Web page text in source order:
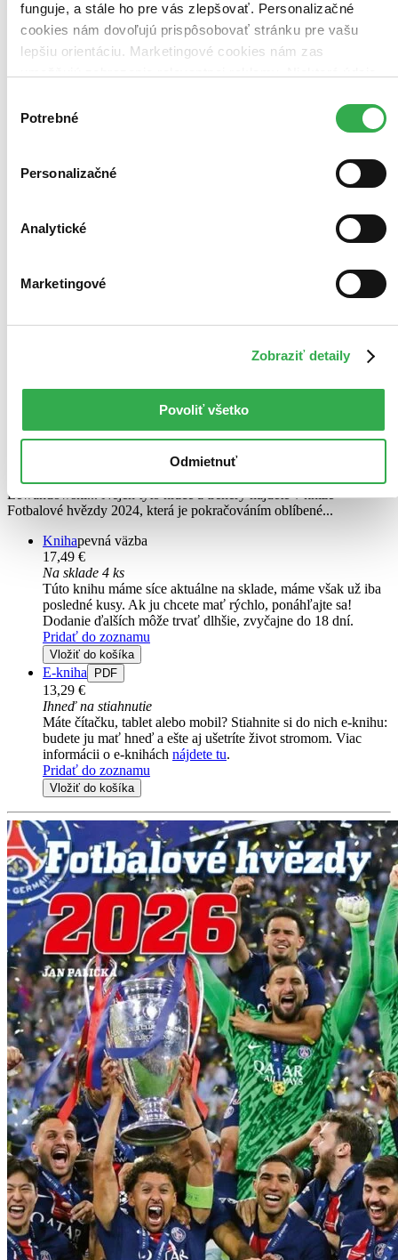
funguje, a stále ho pre vás zlepšovať. Personalizačné
cookies nám dovoľujú prispôsobovať stránku pre vašu
lepšiu orientáciu. Marketingové cookies nám zas
keby sme mohli používať všetky tieto cookies. Ďakujeme!
súhlasu
Potrebné
Personalizačné
Analytické
Marketingové
Zobraziť detaily
Povoliť všetko
Odmietnuť
CZ
Jan Palička
Messi, Haaland, Guardiola, Mbappé, Xavi, De Bruyne,
Lewandowski... Nejen tyto hráče a trenéry najdete v knize
Fotbalové hvězdy 2024, která je pokračováním oblíbené...
Knihapevná väzba
17,49 €
Na sklade 4 ks
Túto knihu máme síce aktuálne na sklade, máme však už iba
posledné kusy. Ak ju chcete mať rýchlo, ponáhľajte sa!
Dodanie ďalších môže trvať dlhšie, zvyčajne do 18 dní.
Pridať do zoznamu
Vložiť do košíka
E-kniha PDF
13,29 €
Ihneď na stiahnutie
Máte čítačku, tablet alebo mobil? Stiahnite si do nich e-knihu:
budete ju mať hneď a ešte aj ušetríte život stromom. Viac
informácii o e-knihách nájdete tu.
Pridať do zoznamu
Vložiť do košíka